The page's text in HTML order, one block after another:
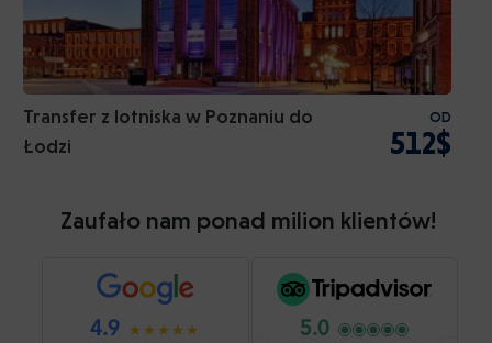
Transfer z lotniska w Poznaniu do
Łodzi
OD
512$
Zaufało nam ponad milion klientów!
4.9 5.0